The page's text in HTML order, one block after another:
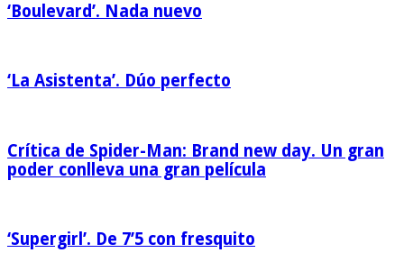
‘Boulevard’. Nada nuevo
‘La Asistenta’. Dúo perfecto
Crítica de Spider-Man: Brand new day. Un gran
poder conlleva una gran película
‘Supergirl’. De 7’5 con fresquito